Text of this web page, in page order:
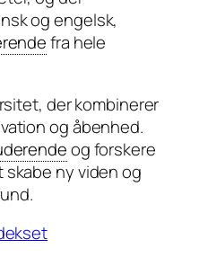
og engelsk,
fra hele
der kombinerer
og åbenhed.
og forskere
skabe ny viden og